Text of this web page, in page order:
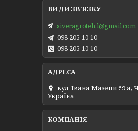
siveragroteh.l@gmail.com
098-205-10-10
098-205-10-10
вул. Івана Мазепи 59 а,
Україна